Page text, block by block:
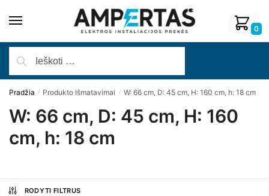
0
Pradžia / Produkto Išmatavimai / W: 66 cm, D: 45 cm, H: 160 cm, h: 18 cm
W: 66 cm, D: 45 cm, H: 160
cm, h: 18 cm
RODYTI FILTRUS